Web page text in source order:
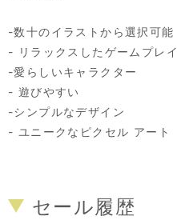
-数十のイラストから選択可能
- リラックスしたゲームプレイ
-愛らしいキャラクター
- 遊びやすい
-シンプルなデザイン
- ユニークなピクセル アート
セール履歴